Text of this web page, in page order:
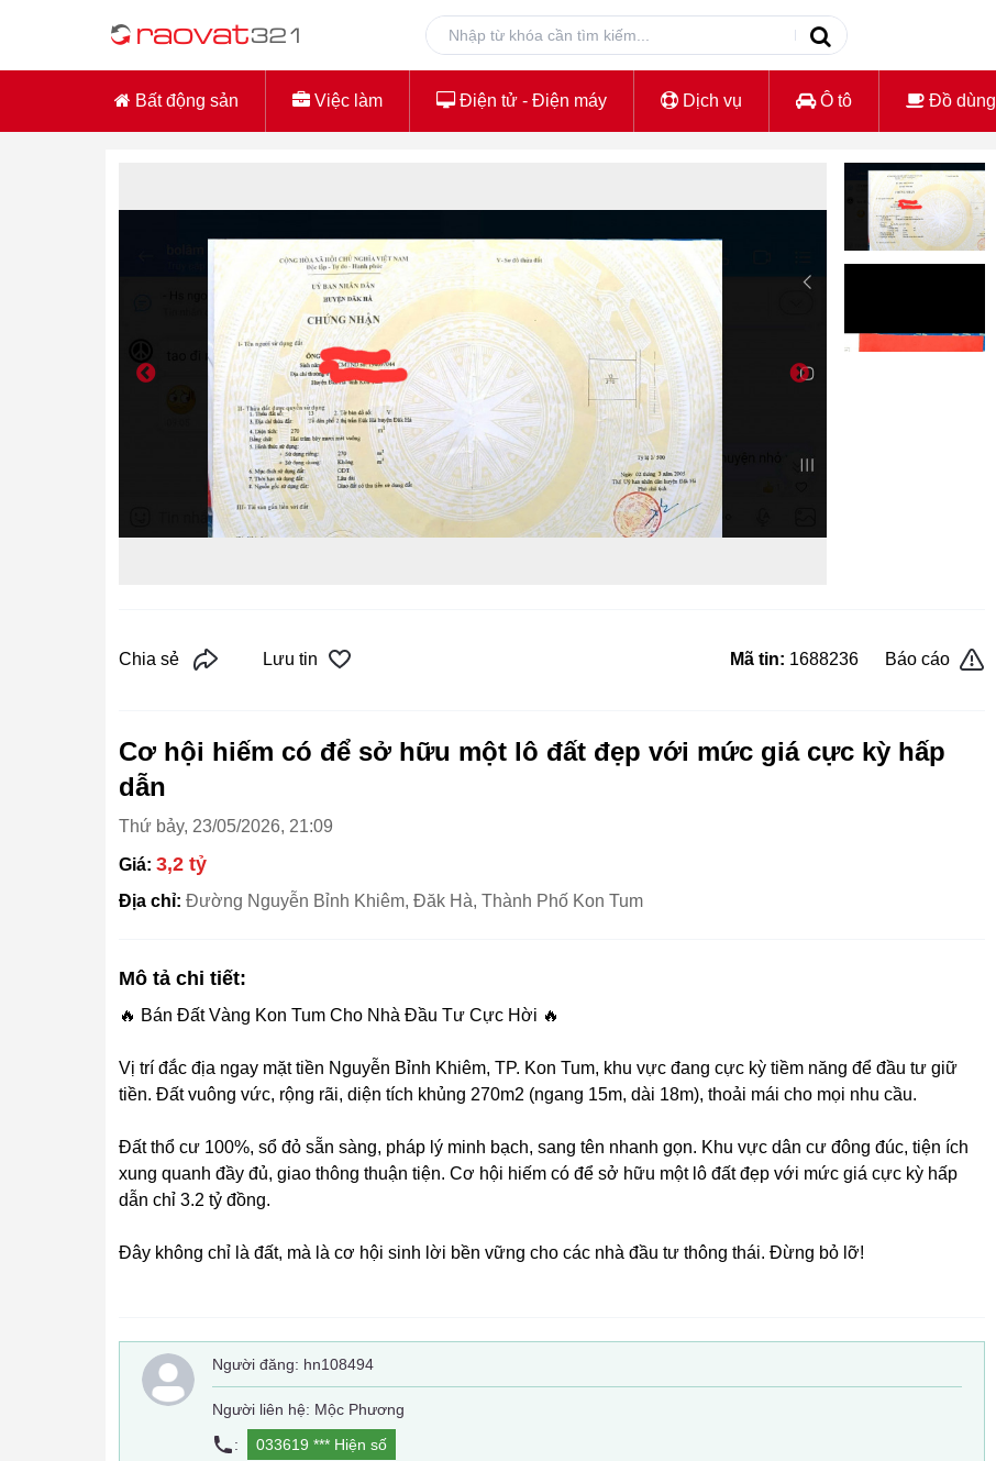
Bất động sản Việc làm Điện tử - Điện máy Dịch vụ Ô tô Đồ dùng
Chia sẻ Lưu tin Mã tin: 1688236 Báo cáo
Cơ hội hiếm có để sở hữu một lô đất đẹp với mức giá cực kỳ hấp
dẫn
Thứ bảy, 23/05/2026, 21:09
Giá: 3,2 tỷ
Địa chỉ: Đường Nguyễn Bỉnh Khiêm, Đăk Hà, Thành Phố Kon Tum
Mô tả chi tiết:
🔥 Bán Đất Vàng Kon Tum Cho Nhà Đầu Tư Cực Hời 🔥
Vị trí đắc địa ngay mặt tiền Nguyễn Bỉnh Khiêm, TP. Kon Tum, khu vực đang cực kỳ tiềm năng để đầu tư giữ
tiền. Đất vuông vức, rộng rãi, diện tích khủng 270m2 (ngang 15m, dài 18m), thoải mái cho mọi nhu cầu.
Đất thổ cư 100%, sổ đỏ sẵn sàng, pháp lý minh bạch, sang tên nhanh gọn. Khu vực dân cư đông đúc, tiện ích
xung quanh đầy đủ, giao thông thuận tiện. Cơ hội hiếm có để sở hữu một lô đất đẹp với mức giá cực kỳ hấp
dẫn chỉ 3.2 tỷ đồng.
Đây không chỉ là đất, mà là cơ hội sinh lời bền vững cho các nhà đầu tư thông thái. Đừng bỏ lỡ!
Người đăng: hn108494
Người liên hệ: Mộc Phương
:
033619 *** Hiện số